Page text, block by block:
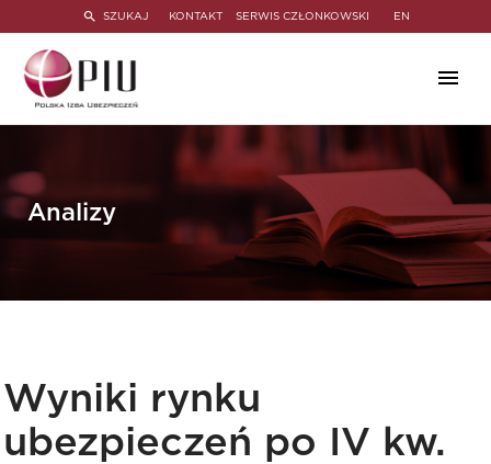
SZUKAJ KONTAKT SERWIS CZŁONKOWSKI EN
Analizy
Wyniki rynku
ubezpieczeń po IV kw.